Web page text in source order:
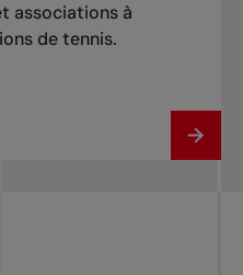
associations à
de tennis.